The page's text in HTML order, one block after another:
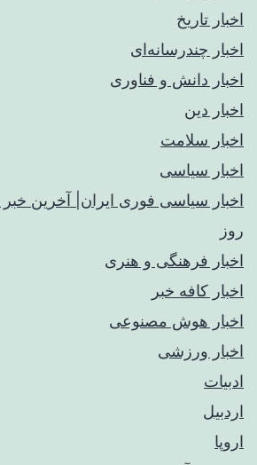
اخبار تاریخ
اخبار چندرسانه‌ای
اخبار دانش و فناوری
اخبار دین
اخبار سلامت
اخبار سیاسی
اخبار سیاسی فوری ایران| آخرین
روز
اخبار فرهنگی و هنری
اخبار کافه خبر
اخبار هوش مصنوعی
اخبار ورزشی
ادبیات
اردبیل
اروپا